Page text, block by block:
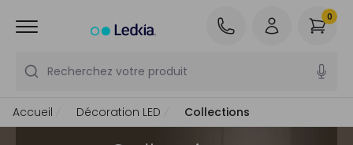
Recherchez votre produit
0
Accueil Décoration LED Collections